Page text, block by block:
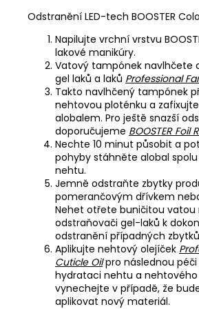
Odstranění LED-tech BOOSTER
Napilujte vrchní vrstvu
lakové manikúry.
Vatový tampónek navlhčete
gel laků a laků Professional
Takto navlhčený tampónek
nehtovou ploténku a
alobalem. Pro ještě snazší
doporučujeme BOOSTER
Nechte 10 minut působit a
pohyby stáhněte alobal
nehtu.
Jemně odstraňte zbytky
pomerančovým dřívkem
Nehet otřete buničitou
odstraňovači gel-laků k
odstranění případných
Aplikujte nehtový olejíček
Cuticle Oilpro následnou
hydrataci nehtu a nehtového
vynechejte v případě, že
aplikovat nový materiál.